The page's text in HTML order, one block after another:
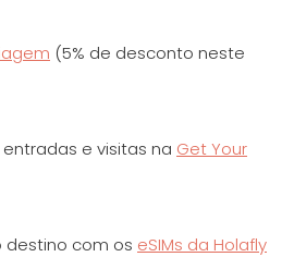
(5% de desconto neste
e visitas na Get Your
com os eSIMs da Holafly